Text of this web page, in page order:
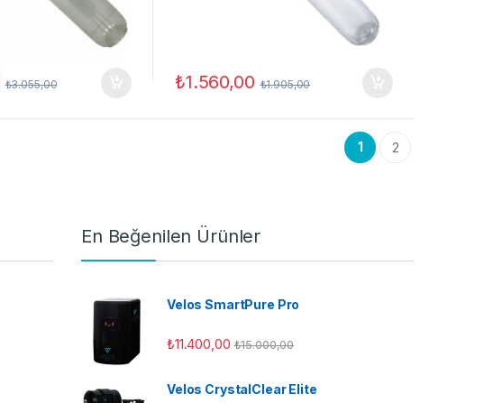
₺3.055,00 ₺1.560,00 ₺1.905,00
1 2
En Beğenilen Ürünler
Velos SmartPure Pro
₺11.400,00 ₺15.000,00
Velos CrystalClear Elite